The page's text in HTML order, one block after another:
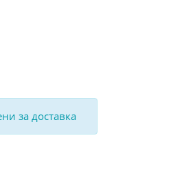
за доставка